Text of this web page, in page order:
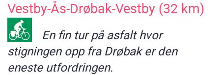
Vestby-Ås-Drøbak-Vestby (32 km)
En fin tur på asfalt hvor
stigningen opp fra Drøbak er den
eneste utfordringen.